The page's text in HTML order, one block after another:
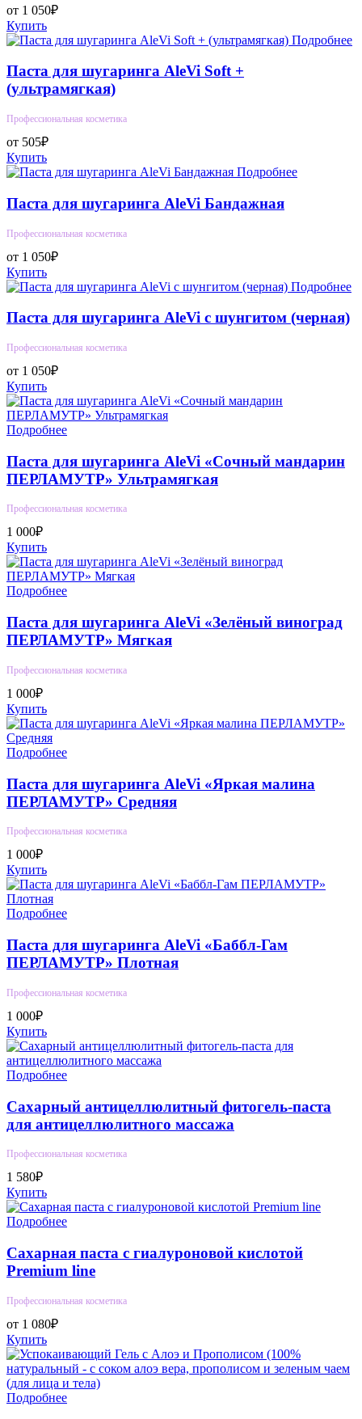
от 1 050₽
Купить
Подробнее
Паста для шугаринга AleVi Soft +
(ультрамягкая)
Профессиональная косметика
от 505₽
Купить
Подробнее
Паста для шугаринга AleVi Бандажная
Профессиональная косметика
от 1 050₽
Купить
Подробнее
Паста для шугаринга AleVi с шунгитом (черная)
Профессиональная косметика
от 1 050₽
Купить
Подробнее
Паста для шугаринга AleVi «Сочный мандарин
ПЕРЛАМУТР» Ультрамягкая
Профессиональная косметика
1 000₽
Купить
Подробнее
Паста для шугаринга AleVi «Зелёный виноград
ПЕРЛАМУТР» Мягкая
Профессиональная косметика
1 000₽
Купить
Подробнее
Паста для шугаринга AleVi «Яркая малина
ПЕРЛАМУТР» Средняя
Профессиональная косметика
1 000₽
Купить
Подробнее
Паста для шугаринга AleVi «Баббл-Гам
ПЕРЛАМУТР» Плотная
Профессиональная косметика
1 000₽
Купить
Подробнее
Сахарный антицеллюлитный фитогель-паста
для антицеллюлитного массажа
Профессиональная косметика
1 580₽
Купить
Подробнее
Сахарная паста с гиалуроновой кислотой
Premium line
Профессиональная косметика
от 1 080₽
Купить
Подробнее